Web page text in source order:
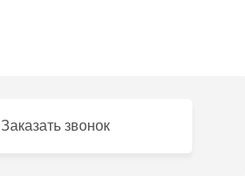
Заказать звонок